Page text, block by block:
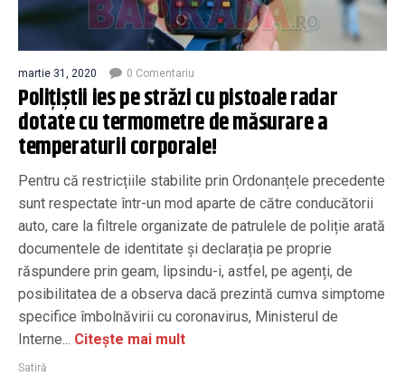
martie 31, 2020 0 Comentariu
Polițiștii ies pe străzi cu pistoale radar
dotate cu termometre de măsurare a
temperaturii corporale!
Pentru că restricțiile stabilite prin Ordonanțele precedente
sunt respectate într-un mod aparte de către conducătorii
auto, care la filtrele organizate de patrulele de poliție arată
documentele de identitate și declarația pe proprie
răspundere prin geam, lipsindu-i, astfel, pe agenți, de
posibilitatea de a observa dacă prezintă cumva simptome
specifice îmbolnăvirii cu coronavirus, Ministerul de
Interne... Citește mai mult
Satiră